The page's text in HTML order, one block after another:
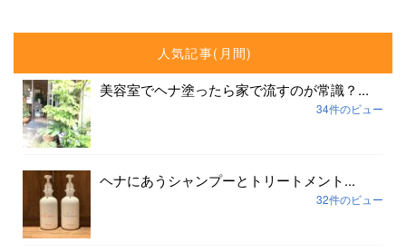
人気記事(月間)
美容室でヘナ塗ったら家で流すのが常識？...
34件のビュー
ヘナにあうシャンプーとトリートメント...
32件のビュー